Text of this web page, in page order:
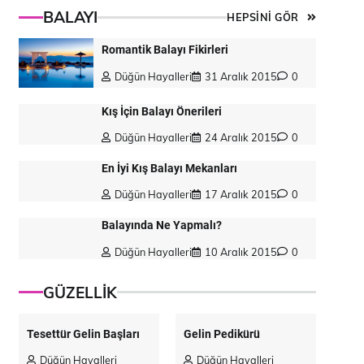
BALAYI HEPSİNİ GÖR
Romantik Balayı Fikirleri
Düğün Hayalleri 31 Aralık 2015 0
Kış İçin Balayı Önerileri
Düğün Hayalleri 24 Aralık 2015 0
En İyi Kış Balayı Mekanları
Düğün Hayalleri 17 Aralık 2015 0
Balayında Ne Yapmalı?
Düğün Hayalleri 10 Aralık 2015 0
GÜZELLİK
Tesettür Gelin Başları
Düğün Hayalleri
Gelin Pedikürü
Düğün Hayalleri